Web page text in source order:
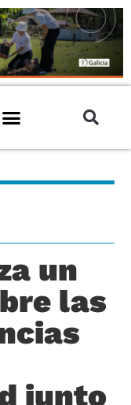
un
las
junto